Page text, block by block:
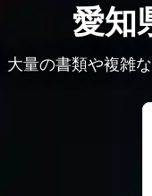
愛知
大量の書類や複雑